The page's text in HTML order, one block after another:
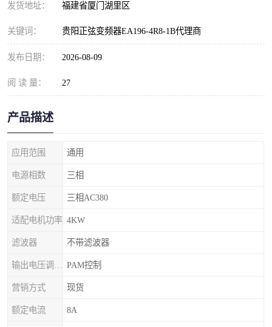
发货地址： 福建省厦门湖里区
关键词： 贵阳正弦变频器EA196-4R8-1B代理商
发布日期： 2026-08-09
阅 读 量： 27
产品描述
应用范围 通用
电源相数 三相
额定电压 三相AC380
适配电机功率 4KW
滤波器 不带滤波器
PAM控制
营销方式 现货
额定电流 8A